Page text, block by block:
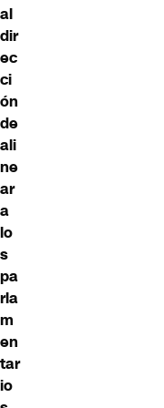
al
dir
ec
ci
ón
de
ali
ne
ar
a
lo
s
pa
rla
m
en
tar
io